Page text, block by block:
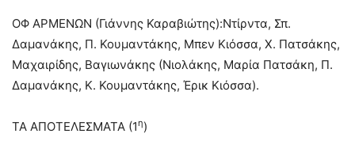
ΟΦ ΑΡΜΕΝΩΝ (Γιάννης Καραβιώτης):Ντίρντα, Σπ.
Δαμανάκης, Π. Κουμαντάκης, Μπεν Κιόσσα, Χ. Πατσάκης,
Μαχαιρίδης, Βαγιωνάκης (Νιολάκης, Μαρία Πατσάκη, Π.
Δαμανάκης, Κ. Κουμαντάκης, Έρικ Κιόσσα).
ΤΑ ΑΠΟΤΕΛΕΣΜΑΤΑ (1η)